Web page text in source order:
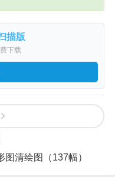
描版
下载
清绘图（137幅）